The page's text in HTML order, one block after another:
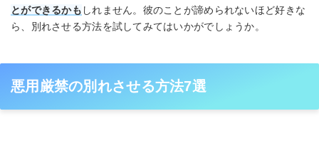
とができるかも しれません。彼のことが諦められないほど好きな
ら、別れさせる方法を試してみてはいかがでしょうか。
悪用厳禁の別れさせる方法7選